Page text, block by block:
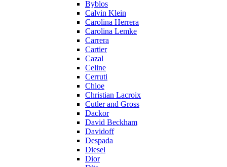
Byblos
Calvin Klein
Carolina Herrera
Carolina Lemke
Carrera
Cartier
Cazal
Celine
Cerruti
Chloe
Christian Lacroix
Cutler and Gross
Dackor
David Beckham
Davidoff
Despada
Diesel
Dior